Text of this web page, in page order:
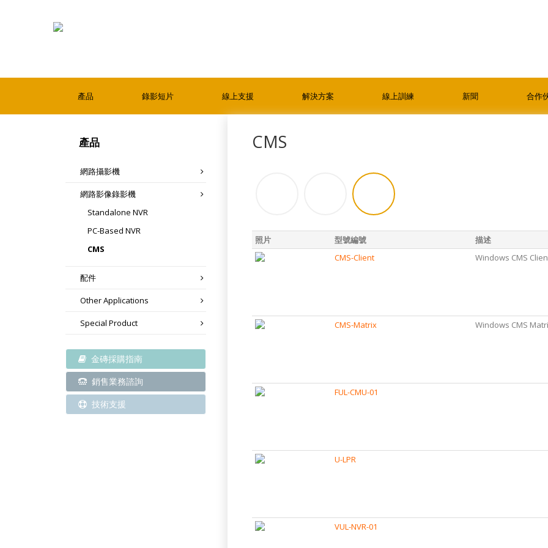
產品 錄影短片 線上支援 解決方案 線上訓練 新聞 合作
產品
網路攝影機
網路影像錄影機
Standalone NVR
PC-Based NVR
CMS
配件
Other Applications
Special Product
金磚採購指南
銷售業務諮詢
技術支援
CMS
照片 型號編號
描述
CMS-Client
Windows CMS
CMS-Matrix Windows CMS
FUL-CMU-01
U-LPR
VUL-NVR-01